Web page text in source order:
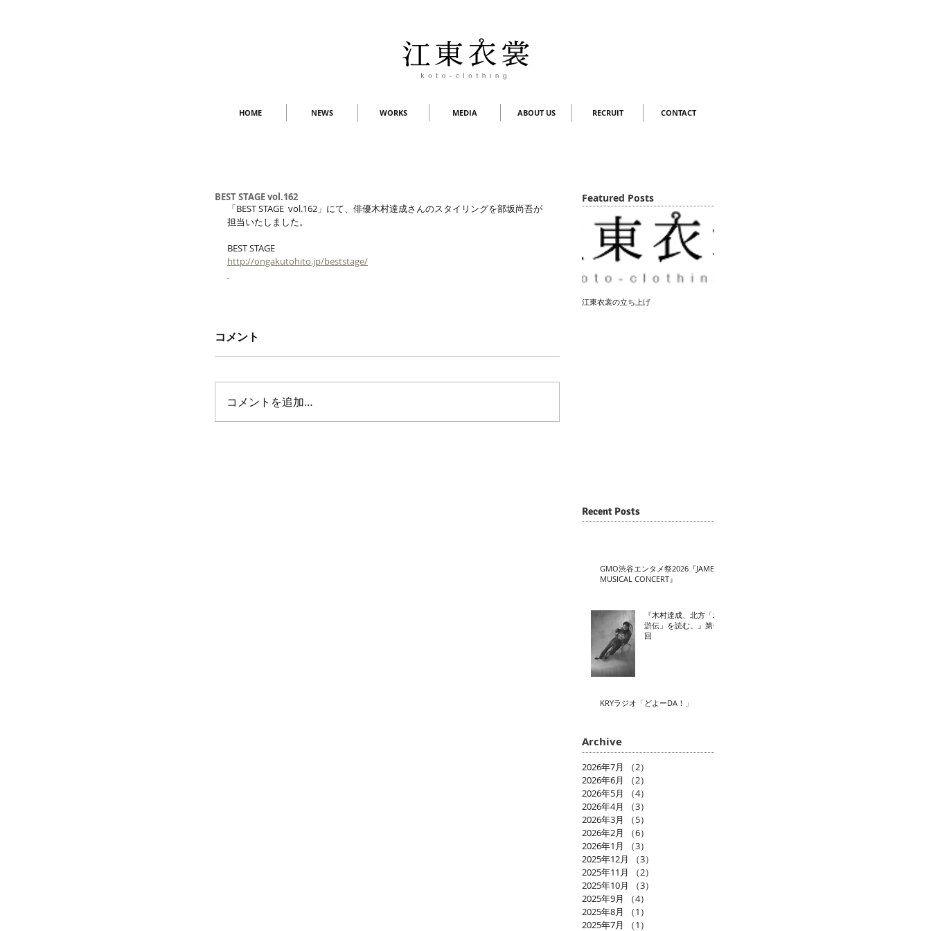
HOME NEWS WORKS MEDIA ABOUT US RECRUIT CONTACT
BEST STAGE vol.162
「BEST STAGE  vol.162」にて、俳優木村達成さんのスタイリングを部坂尚吾が
担当いたしました。
BEST STAGE
http://ongakutohito.jp/beststage/
コメント
コメントを追加…
Featured Posts
江東衣裳の立ち上げ
Recent Posts
GMO渋谷エンタメ祭2026『JAME
MUSICAL CONCERT』
『木村達成、北方「水
滸伝」を読む。』第十
回
KRYラジオ「どよーDA！」
Archive
2026年7月 （2）
2026年6月
（2）
2026年5月
（4）
2026年4月
（3）
2026年3月
（5）
2026年2月
（6）
2026年1月
（3）
2025年12月
（3）
2025年11月
（2）
2025年10月
（3）
2025年9月
（4）
2025年8月
（1）
2025年7月
（1）